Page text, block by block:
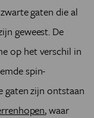
gaten die al
geweest. De
op het verschil in
spin-
gaten zijn ontstaan
, waar